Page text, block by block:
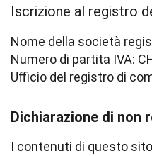
Iscrizione al registro
Nome della società
Numero di partita IVA:
Ufficio del registro di
Dichiarazione di non
I contenuti di questo